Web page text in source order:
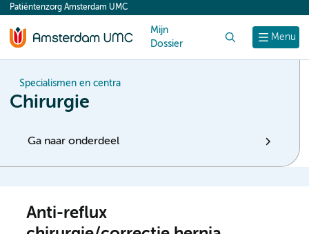
content
Menu
Patiëntenzorg Amsterdam UMC
Mijn
Dossier
Specialismen en centra
Chirurgie
Ga naar onderdeel
Anti-reflux